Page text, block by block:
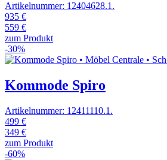
Artikelnummer: 12404628.1.
935 €
559 €
zum Produkt
-30%
Kommode Spiro
Artikelnummer: 12411110.1.
499 €
349 €
zum Produkt
-60%